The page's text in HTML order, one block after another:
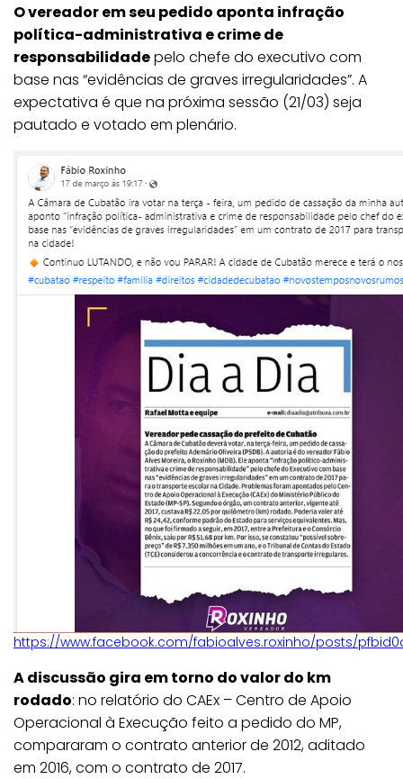
O vereador em seu pedido aponta infração
política-administrativa e crime de
responsabilidadepelo chefe do executivo com
base nas “evidências de graves irregularidades”. A
expectativa é que na próxima sessão (21/03) seja
pautado e votado em plenário.
https://www.facebook.com/fabioalves.roxinho/posts/
A discussão gira em torno do valor do km
rodado: no relatório do CAEx – Centro de Apoio
Operacional à Execução feito a pedido do MP,
compararam o contrato anterior de 2012, aditado
em 2016, com o contrato de 2017.